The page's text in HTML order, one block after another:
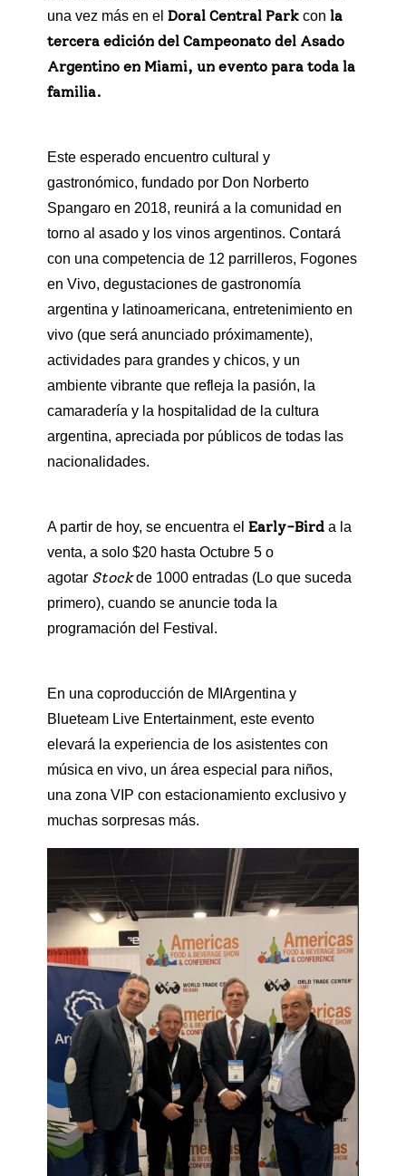
una vez más en el Doral Central Park con la
tercera edición del Campeonato del Asado
Argentino en Miami, un evento para toda la
familia.
Este esperado encuentro cultural y
gastronómico, fundado por Don Norberto
Spangaro en 2018, reunirá a la comunidad en
torno al asado y los vinos argentinos. Contará
con una competencia de 12 parrilleros, Fogones
en Vivo, degustaciones de gastronomía
argentina y latinoamericana, entretenimiento en
vivo (que será anunciado próximamente),
actividades para grandes y chicos, y un
ambiente vibrante que refleja la pasión, la
camaradería y la hospitalidad de la cultura
argentina, apreciada por públicos de todas las
nacionalidades.
A partir de hoy, se encuentra el Early-Bird a la
venta, a solo $20 hasta Octubre 5 o
agotar Stockde 1000 entradas (Lo que suceda
primero), cuando se anuncie toda la
programación del Festival.
En una coproducción de MIArgentina y
Blueteam Live Entertainment, este evento
elevará la experiencia de los asistentes con
música en vivo, un área especial para niños,
una zona VIP con estacionamiento exclusivo y
muchas sorpresas más.